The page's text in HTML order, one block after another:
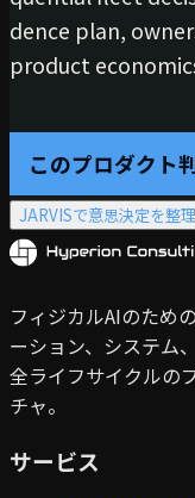
dence plan,
product
このプロダクト
JARVISで意思決定を整
フィジカルAIのため
ーション、システム
全ライフサイクルの
チャ。
サービス